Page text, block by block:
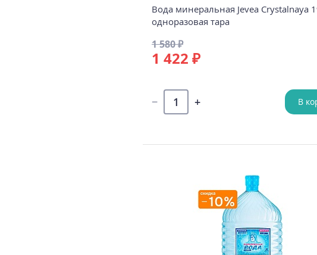
Вода минеральная Jevea Crystalnaya
одноразовая тара
1 580 ₽
1 422 ₽
В